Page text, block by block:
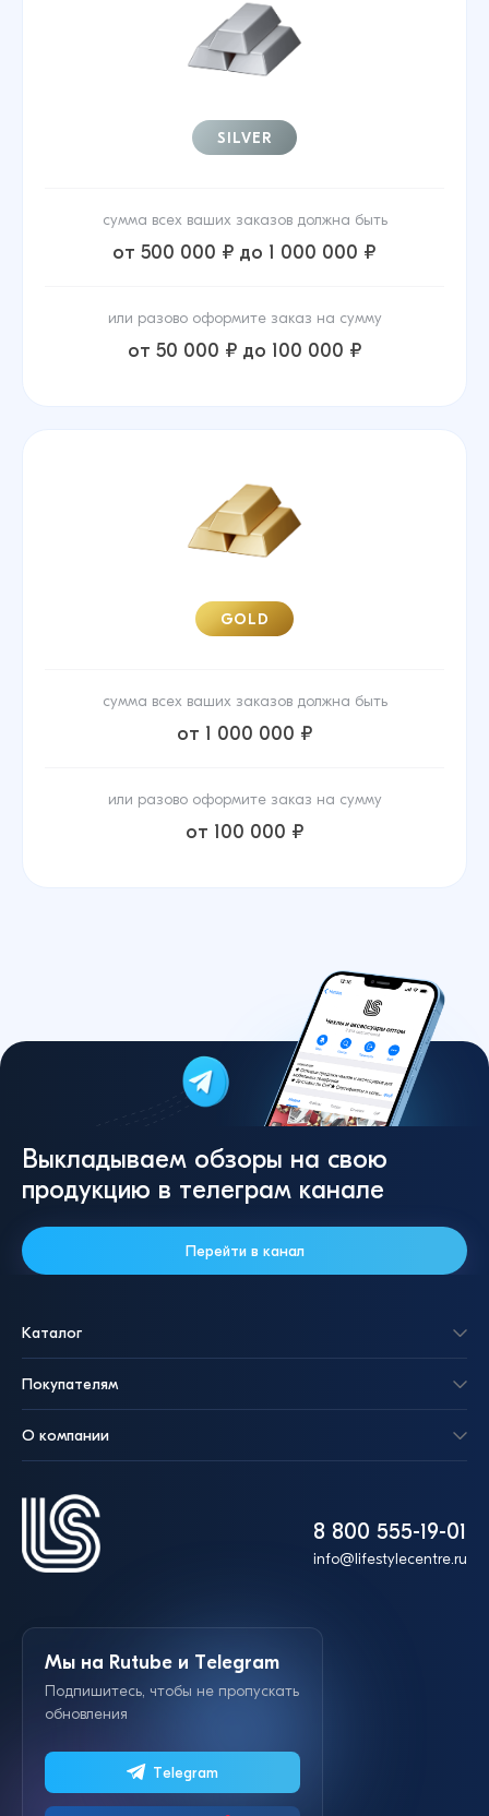
SILVER
сумма всех ваших заказов должна быть
от 500 000 ₽ до 1 000 000 ₽
или разово оформите заказ на сумму
от 50 000 ₽ до 100 000 ₽
GOLD
сумма всех ваших заказов должна быть
от 1 000 000 ₽
или разово оформите заказ на сумму
от 100 000 ₽
Выкладываем обзоры на свою
продукцию в телеграм канале
Перейти в канал
8 800 555-19-01
info@lifestylecentre.ru
Каталог
Покупателям
О компании
Мы на Rutube и Telegram
Подпишитесь, чтобы не пропускать
обновления
Telegram